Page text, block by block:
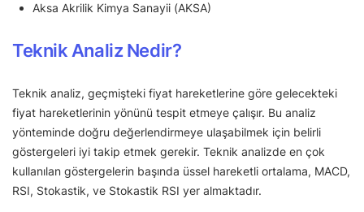
Aksa Akrilik Kimya Sanayii (AKSA)
Teknik Analiz Nedir?
Teknik analiz, geçmişteki fiyat hareketlerine göre gelecekteki
fiyat hareketlerinin yönünü tespit etmeye çalışır. Bu analiz
yönteminde doğru değerlendirmeye ulaşabilmek için belirli
göstergeleri iyi takip etmek gerekir. Teknik analizde en çok
kullanılan göstergelerin başında üssel hareketli ortalama, MACD,
RSI, Stokastik, ve Stokastik RSI yer almaktadır.